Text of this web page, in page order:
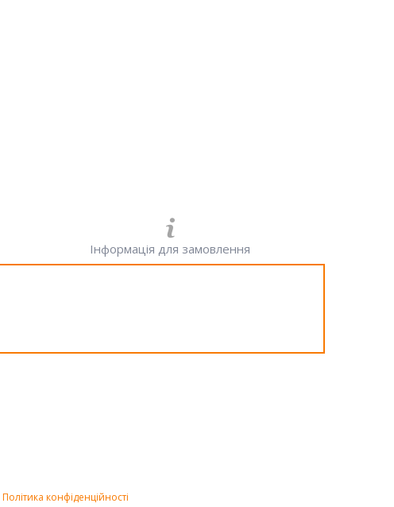
Інформація для замовлення
Політика конфіденційності